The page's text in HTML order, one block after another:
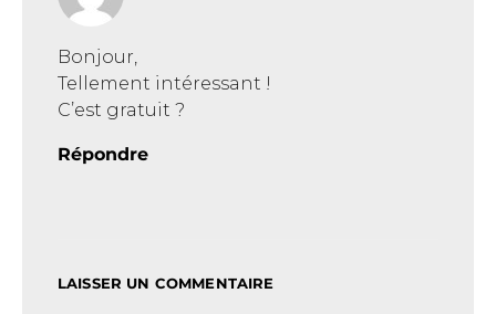
Bonjour,
Tellement intéressant !
C’est gratuit ?
Répondre
LAISSER UN COMMENTAIRE